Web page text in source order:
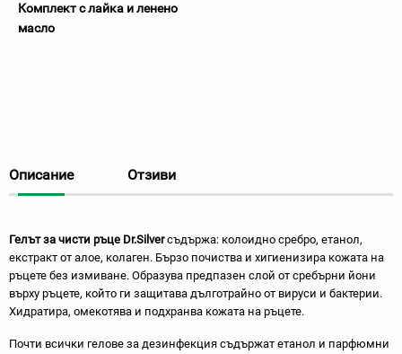
Комплект с лайка и ленено
масло
Описание Отзиви
Гелът за чисти ръце Dr.Silverсъдържа: колоидно сребро, етанол,
екстракт от алое, колаген. Бързо почиства и хигиенизира кожата на
ръцете без измиване. Образува предпазен слой от сребърни йони
върху ръцете, който ги защитава дълготрайно от вируси и бактерии.
Хидратира, омекотява и подхранва кожата на ръцете.
Почти всички гелове за дезинфекция съдържат етанол и парфюмни